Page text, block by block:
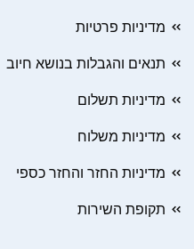
מדיניות פרטיות
תנאים והגבלות בנושא חיוב
מדיניות תשלום
מדיניות משלוח
מדיניות החזר והחזר כספי
תקופת השירות